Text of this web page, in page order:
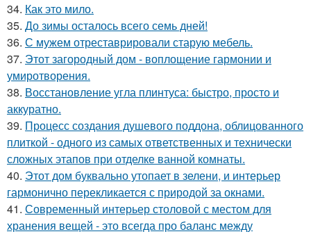
34. Как это мило.
35. До зимы осталось всего семь дней!
36. С мужем отреставрировали старую мебель.
37. Этот загородный дом - воплощение гармонии и
умиротворения.
38. Восстановление угла плинтуса: быстро, просто и
аккуратно.
39. Процесс создания душевого поддона, облицованного
плиткой - одного из самых ответственных и технически
сложных этапов при отделке ванной комнаты.
40. Этот дом буквально утопает в зелени, и интерьер
гармонично перекликается с природой за окнами.
41. Современный интерьер столовой с местом для
хранения вещей - это всегда про баланс между